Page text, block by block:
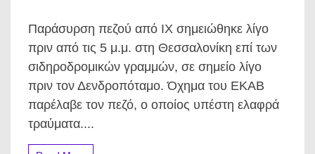
στον
Δενδροπόταμο:
εξαφανίστηκε
μετά
την
παράσυρση
Παράσυρση πεζού από ΙΧ σημειώθηκε λίγο
πριν από τις 5 μ.μ. στη Θεσσαλονίκη επί των
σιδηροδρομικών γραμμών, σε σημείο λίγο
πριν τον Δενδροπόταμο. Όχημα του ΕΚΑΒ
παρέλαβε τον πεζό, ο οποίος υπέστη ελαφρά
τραύματα....